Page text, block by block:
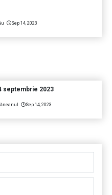
Sep 14, 2023
septembrie 2023
Sep 14, 2023